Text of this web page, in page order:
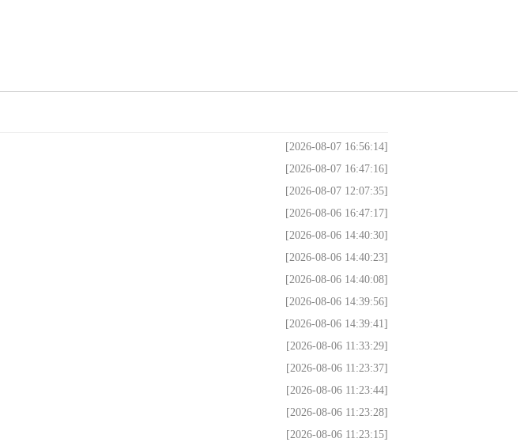
[2026-08-07 16:56:14]
[2026-08-07 16:47:16]
[2026-08-07 12:07:35]
[2026-08-06 16:47:17]
[2026-08-06 14:40:30]
[2026-08-06 14:40:23]
[2026-08-06 14:40:08]
[2026-08-06 14:39:56]
[2026-08-06 14:39:41]
[2026-08-06 11:33:29]
[2026-08-06 11:23:37]
[2026-08-06 11:23:44]
[2026-08-06 11:23:28]
[2026-08-06 11:23:15]